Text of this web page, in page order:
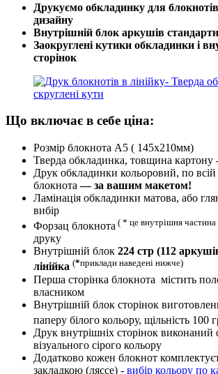
Друкуємо обкладинку для
дизайну
Внутрішній блок аркушів
Заокруглені кутики обкладинки і
сторінок
Що включає в себе ціна:
Розмір блокнота А5 ( 145х210мм)
Тверда обкладинка, товщина картону
Друк обкладинки кольоровий, по всій
блокнота— за вашим макетом!
Ламінація обкладинки матова, або
вибір
Форзац блокнота ( * це внутрішня
друку
Внутрішній блок 224 стр (112
лінійка (*приклади наведені нижче)
Перша сторінка блокнота містить
власником
Внутрішній блок сторінок
паперу білого кольору, щільність 100
Друк внутрішніх сторінок
візуального сірого кольору
Додатково кожен блокнот
закладкою (ляссе) - вибір кольору по